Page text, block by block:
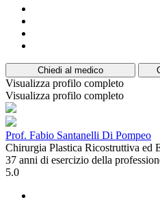
Chiedi al medico
Visualizza profilo completo
Visualizza profilo completo
Prof. Fabio Santanelli Di Pompeo
Chirurgia Plastica Ricostruttiva ed
37 anni di esercizio della
5.0